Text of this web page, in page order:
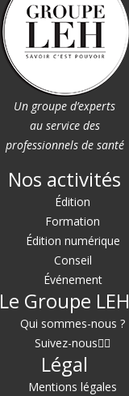
Un groupe d’experts
au service des
professionnels de santé
Nos activités
Édition
Formation
Édition numérique
Conseil
Événement
Le Groupe LEH
Qui sommes-nous ?
Suivez-nous
Légal
Mentions légales